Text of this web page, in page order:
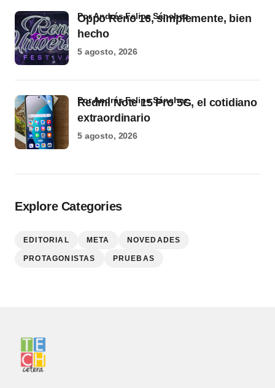
Oppo Reno 16, simplemente, bien
hecho
por Andrés Felipe Sánchez
5 agosto, 2026
Redmi Note 15 Pro 5G, el cotidiano
extraordinario
por Andrés Felipe Sánchez
5 agosto, 2026
Explore Categories
EDITORIAL META NOVEDADES
PROTAGONISTAS PRUEBAS